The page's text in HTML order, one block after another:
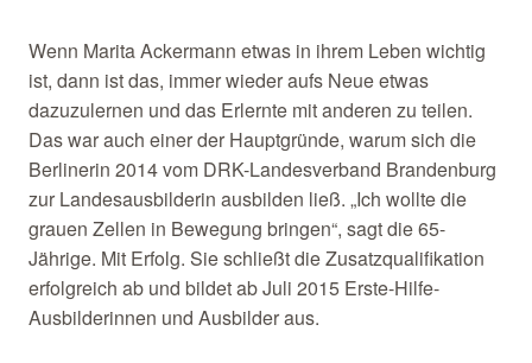
Wenn Marita Ackermann etwas in ihrem Leben wichtig
ist, dann ist das, immer wieder aufs Neue etwas
dazuzulernen und das Erlernte mit anderen zu teilen.
Das war auch einer der Hauptgründe, warum sich die
Berlinerin 2014 vom DRK-Landesverband Brandenburg
zur Landesausbilderin ausbilden ließ. „Ich wollte die
grauen Zellen in Bewegung bringen“, sagt die 65-
Jährige. Mit Erfolg. Sie schließt die Zusatzqualifikation
erfolgreich ab und bildet ab Juli 2015 Erste-Hilfe-
Ausbilderinnen und Ausbilder aus.